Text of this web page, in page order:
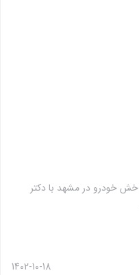
خودرو در مشهد با دکتر
1402-10-18